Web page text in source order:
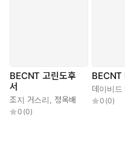
서 참고사항들을 검토해 주는
를 들었던 학생들은 마가복음
을 주었고 나의 사고를 날카
치는 특권을 부여했던 벧엘 대
BECNT 고린도후
서
조지 거스리 정옥배
0 (0)
BECNT
데이비드
0 (0)